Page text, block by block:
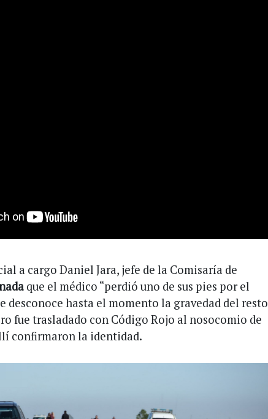
a cargo Daniel Jara, jefe de la Comisaría de
que el médico “perdió uno de sus pies por el
desconoce hasta el momento la gravedad del resto
fue trasladado con Código Rojo al nosocomio de
confirmaron la identidad.